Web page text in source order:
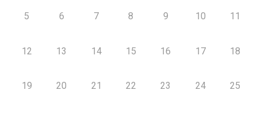
5 6 7 8 9 10 11
12 13 14 15 16 17 18
19 20 21 22 23 24 25